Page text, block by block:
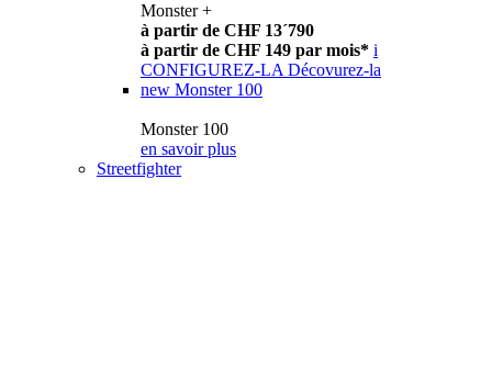
Monster +
à partir de CHF 13´790
à partir de CHF 149 par mois* i
CONFIGUREZ-LA Décovurez-la
new Monster 100
Monster 100
en savoir plus
Streetfighter